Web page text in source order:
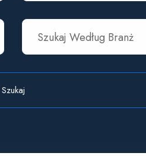
Szukaj Według Branż
Szukaj